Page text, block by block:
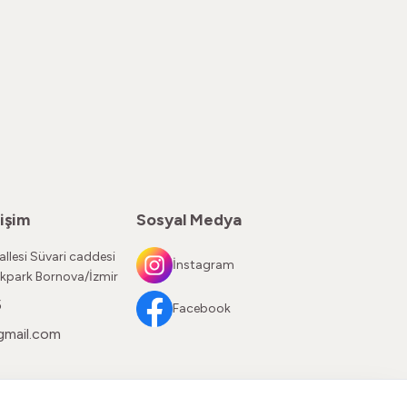
Süvari caddesi
Bornova/İzmir
Sosyal Medya
İnstagram
Facebook